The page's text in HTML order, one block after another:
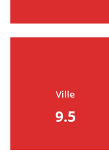
Ville
9.5